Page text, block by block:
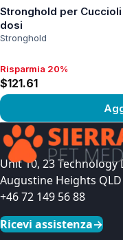
Stronghold per
dosi
Stronghold
Risparmia 20%, $121.61
Risparmia 20%
$121.61
Vedi prodotto
Unit 10, 23 Technology
Augustine Heights
+46 72 149 56 88
Ricevi assistenza→